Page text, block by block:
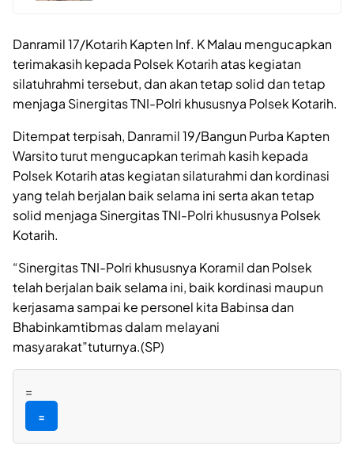
Danramil 17/Kotarih Kapten Inf. K Malau mengucapkan
terimakasih kepada Polsek Kotarih atas kegiatan
silatuhrahmi tersebut, dan akan tetap solid dan tetap
menjaga Sinergitas TNI-Polri khususnya Polsek Kotarih.
Ditempat terpisah, Danramil 19/Bangun Purba Kapten
Warsito turut mengucapkan terimah kasih kepada
Polsek Kotarih atas kegiatan silaturahmi dan kordinasi
yang telah berjalan baik selama ini serta akan tetap
solid menjaga Sinergitas TNI-Polri khususnya Polsek
Kotarih.
“Sinergitas TNI-Polri khususnya Koramil dan Polsek
telah berjalan baik selama ini, baik kordinasi maupun
kerjasama sampai ke personel kita Babinsa dan
Bhabinkamtibmas dalam melayani
masyarakat”tuturnya.(SP)
=
=